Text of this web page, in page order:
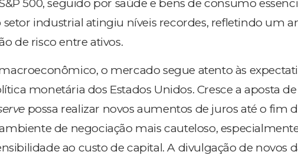
500, seguido por saúde e bens de consumo
industrial atingiu níveis recordes, refletindo um
de risco entre ativos.
o mercado segue atento às
monetária dos Estados Unidos. Cresce a aposta
possa realizar novos aumentos de juros até o fim
de negociação mais cauteloso,
ao custo de capital. A divulgação de novos